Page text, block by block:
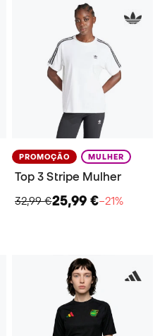
PROMOÇÃO MULHER
Top 3 Stripe Mulher
32,99 €25,99 €−21%